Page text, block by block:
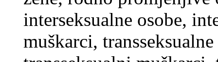
interseksualne osobe,
muškarci,